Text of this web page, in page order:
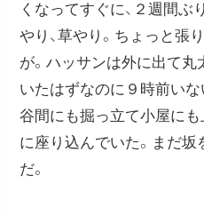
くなってすぐに、２週間
やり、草やり。ちょっと張
が。ハッサンは外に出て
いたはずなのに９時前い
谷間にも掘っ立て小屋にも
に座り込んでいた。まだ
だ。